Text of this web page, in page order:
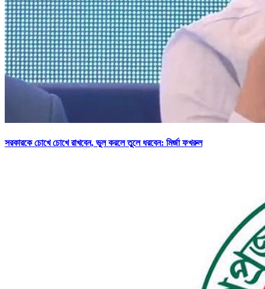
সরকারকে চোখে চোখে রাখবেন, ভুল করলে তুলে ধরবেন: মির্জা ফখরুল